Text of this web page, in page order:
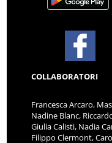
COLLABORATORI
Francesca Arcaro,
Nadine Blanc,
Giulia Calisti, Nadia
Filippo Clermont,